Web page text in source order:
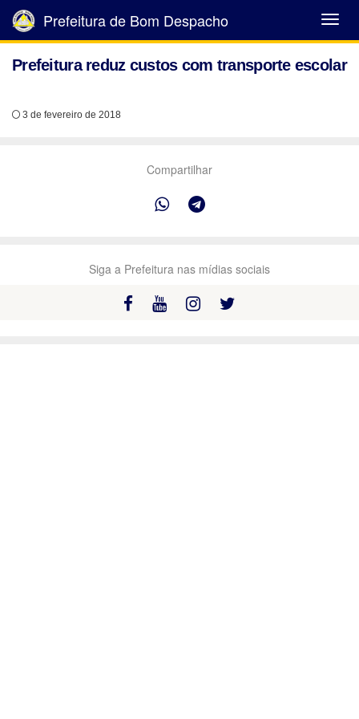
Abrir
Menu
Prefeitura de Bom Despacho
Prefeitura reduz custos com transporte escolar
3 de fevereiro de 2018
Compartilhar
Siga a Prefeitura nas mídias sociais